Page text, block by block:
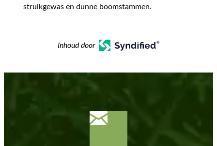
struikgewas en dunne boomstammen.
Inhoud door